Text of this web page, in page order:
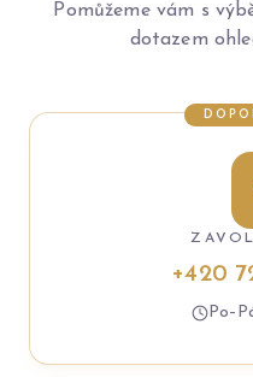
Pomůžeme vám s
dotazem
+420